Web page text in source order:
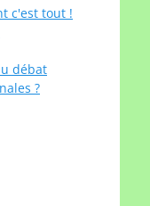
c'est tout !
débat
?